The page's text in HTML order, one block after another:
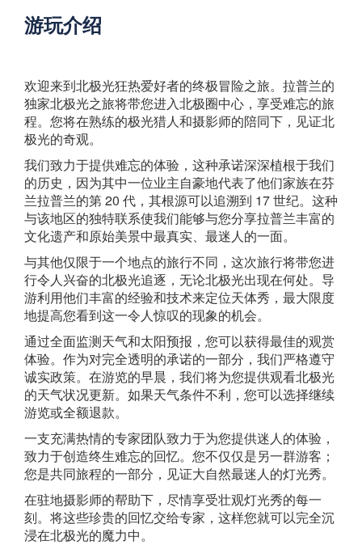
游玩介绍
欢迎来到北极光狂热爱好者的终极冒险之旅。拉普兰的
独家北极光之旅将带您进入北极圈中心，享受难忘的旅
程。您将在熟练的极光猎人和摄影师的陪同下，见证北
极光的奇观。
我们致力于提供难忘的体验，这种承诺深深植根于我们
的历史，因为其中一位业主自豪地代表了他们家族在芬
兰拉普兰的第 20 代，其根源可以追溯到 17 世纪。这种
与该地区的独特联系使我们能够与您分享拉普兰丰富的
文化遗产和原始美景中最真实、最迷人的一面。
与其他仅限于一个地点的旅行不同，这次旅行将带您进
行令人兴奋的北极光追逐，无论北极光出现在何处。导
游利用他们丰富的经验和技术来定位天体秀，最大限度
地提高您看到这一令人惊叹的现象的机会。
通过全面监测天气和太阳预报，您可以获得最佳的观赏
体验。作为对完全透明的承诺的一部分，我们严格遵守
诚实政策。在游览的早晨，我们将为您提供观看北极光
的天气状况更新。如果天气条件不利，您可以选择继续
游览或全额退款。
一支充满热情的专家团队致力于为您提供迷人的体验，
致力于创造终生难忘的回忆。您不仅仅是另一群游客；
您是共同旅程的一部分，见证大自然最迷人的灯光秀。
在驻地摄影师的帮助下，尽情享受壮观灯光秀的每一
刻。将这些珍贵的回忆交给专家，这样您就可以完全沉
浸在北极光的魔力中。